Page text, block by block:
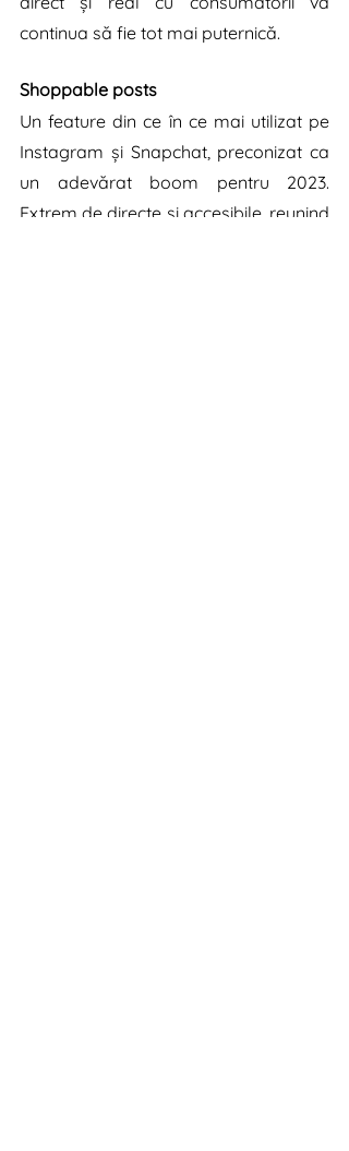
continua să fie tot mai puternică.
Shoppable posts
Un feature din ce în ce mai utilizat pe
Instagram și Snapchat, preconizat ca
un adevărat boom pentru 2023.
Extrem de directe și accesibile, reunind